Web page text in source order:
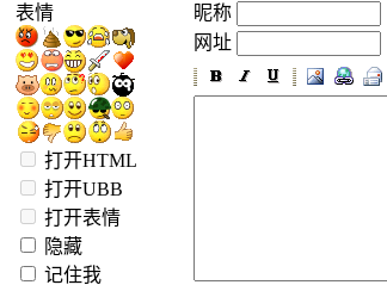
表情
打开HTML
打开UBB
打开表情
隐藏
记住我
昵称
网址